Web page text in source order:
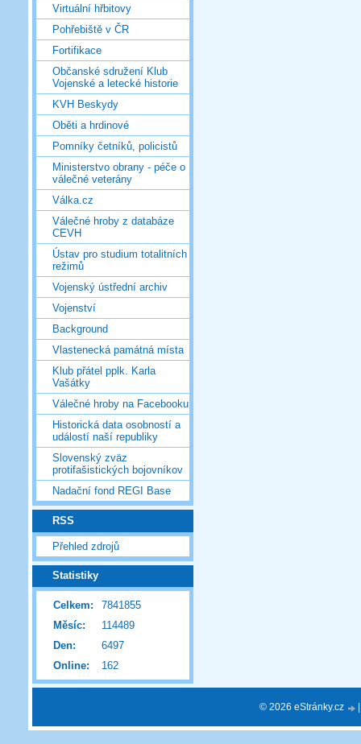
Virtuální hřbitovy
Pohřebiště v ČR
Fortifikace
Občanské sdružení Klub
Vojenské a letecké historie
KVH Beskydy
Oběti a hrdinové
Pomníky četníků, policistů
Ministerstvo obrany - péče o
válečné veterány
Válka.cz
Válečné hroby z databáze
CEVH
Ústav pro studium totalitních
režimů
Vojenský ústřední archiv
Vojenství
Background
Vlastenecká památná místa
Klub přátel pplk. Karla
Vašátky
Válečné hroby na Facebooku
Historická data osobností a
událostí naší republiky
Slovenský zväz
protifašistických bojovníkov
Nadační fond REGI Base
RSS
Přehled zdrojů
Statistiky
Online: 162
Celkem:
7841855
Měsíc:
114489
Den:
6497
© 2026 eStránky.cz